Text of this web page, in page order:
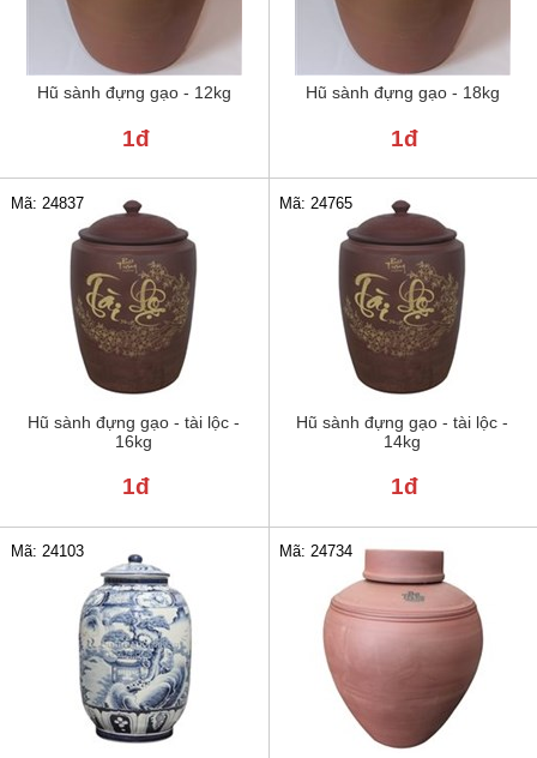
Hũ sành đựng gạo - 12kg
1đ
Hũ sành đựng gạo - 18kg
1đ
Hũ sành đựng gạo - tài lộc -
16kg
Mã: 24837
1đ
Hũ sành đựng gạo - tài lộc -
14kg
Mã: 24765
1đ
Mã: 24103 Mã: 24734